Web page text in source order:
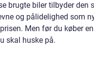
brugte biler tilbyder den
og pålidelighed som
Men før du køber
skal huske på.